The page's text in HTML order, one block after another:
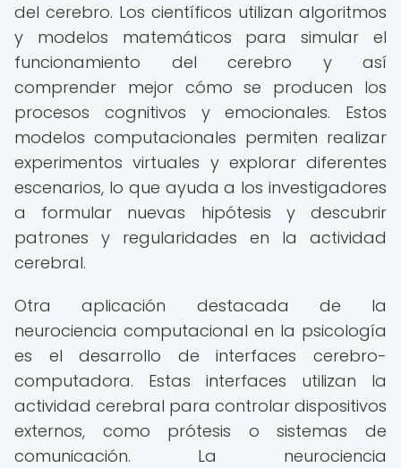
del cerebro. Los científicos utilizan algoritmos
y modelos matemáticos para simular el
funcionamiento del cerebro y así
comprender mejor cómo se producen los
procesos cognitivos y emocionales. Estos
modelos computacionales permiten realizar
experimentos virtuales y explorar diferentes
escenarios, lo que ayuda a los investigadores
a formular nuevas hipótesis y descubrir
patrones y regularidades en la actividad
cerebral.
Otra aplicación destacada de la
neurociencia computacional en la psicología
es el desarrollo de interfaces cerebro-
computadora. Estas interfaces utilizan la
actividad cerebral para controlar dispositivos
externos, como prótesis o sistemas de
comunicación. La neurociencia